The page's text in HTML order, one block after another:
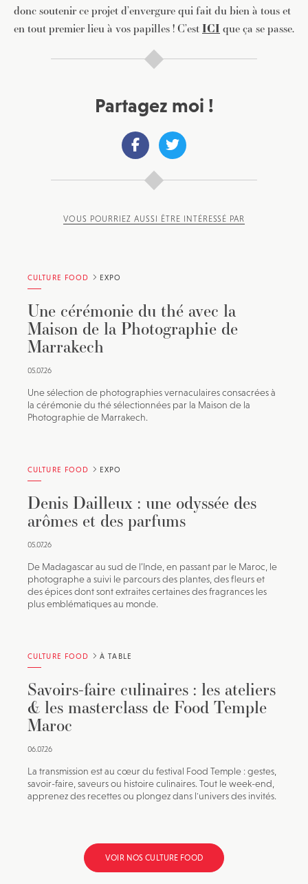
donc soutenir ce projet d’envergure qui fait du bien à tous et
en tout premier lieu à vos papilles ! C’estICI que ça se passe.
Partagez moi !
VOUS POURRIEZ AUSSI ÊTRE INTÉRESSÉ PAR
CULTURE FOOD EXPO
Une cérémonie du thé avec la
Maison de la Photographie de
Marrakech
05.07.26
Une sélection de photographies vernaculaires consacrées à
la cérémonie du thé sélectionnées par la Maison de la
Photographie de Marrakech.
CULTURE FOOD EXPO
Denis Dailleux : une odyssée des
arômes et des parfums
05.07.26
De Madagascar au sud de l’Inde, en passant par le Maroc, le
photographe a suivi le parcours des plantes, des fleurs et
des épices dont sont extraites certaines des fragrances les
plus emblématiques au monde.
CULTURE FOOD À TABLE
Savoirs-faire culinaires : les ateliers
& les masterclass de Food Temple
Maroc
06.07.26
La transmission est au cœur du festival Food Temple : gestes,
savoir-faire, saveurs ou histoire culinaires. Tout le week-end,
apprenez des recettes ou plongez dans l'univers des invités.
VOIR NOS CULTURE FOOD